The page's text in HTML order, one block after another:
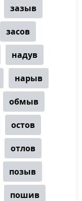
зазыв
засов
надув
нарыв
обмыв
остов
отлов
позыв
пошив